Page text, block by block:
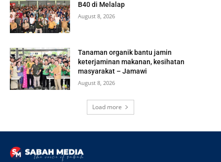
B40 di Melalap
August 8, 2026
Tanaman organik bantu jamin
keterjaminan makanan, kesihatan
masyarakat – Jamawi
August 8, 2026
Load more